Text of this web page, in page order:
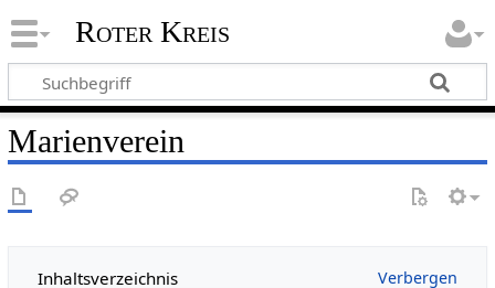
Roter Kreis
Marienverein
Inhaltsverzeichnis